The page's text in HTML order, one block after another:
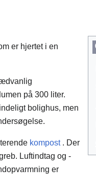
er hjertet i en
på 300 liter.
bolighus, men
kompost. Der
Luftindtag og -
er